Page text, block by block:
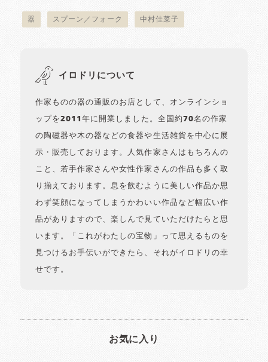
器 スプーン／フォーク 中村佳菜子
イロドリについて
作家ものの器の通販のお店として、オンラインショ
ップを2011年に開業しました。全国約70名の作家
の陶磁器や木の器などの食器や生活雑貨を中心に展
示・販売しております。人気作家さんはもちろんの
こと、若手作家さんや女性作家さんの作品も多く取
り揃えております。息を飲むように美しい作品か思
わず笑顔になってしまうかわいい作品など幅広い作
品がありますので、楽しんで見ていただけたらと思
います。「これがわたしの宝物」って思えるものを
見つけるお手伝いができたら、それがイロドリの幸
せです。
お気に入り